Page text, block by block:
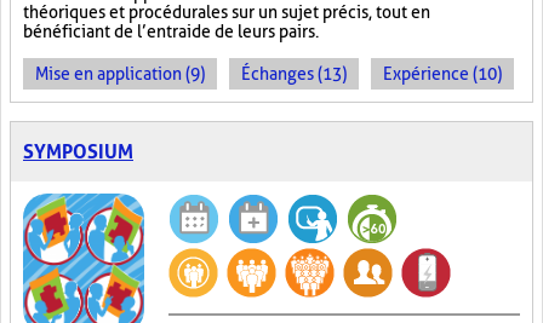
théoriques et procédurales sur un sujet précis, tout en
bénéficiant de l’entraide de leurs pairs.
Mise en application (9) Échanges (13) Expérience (10)
SYMPOSIUM